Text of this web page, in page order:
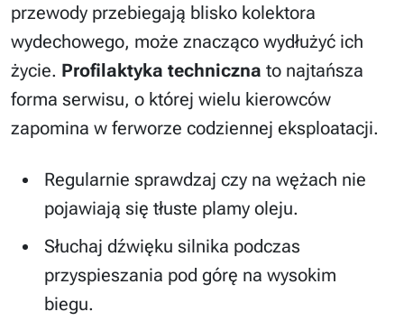
przewody przebiegają blisko kolektora
wydechowego, może znacząco wydłużyć ich
życie. Profilaktyka techniczna to najtańsza
forma serwisu, o której wielu kierowców
zapomina w ferworze codziennej eksploatacji.
Regularnie sprawdzaj czy na wężach nie
pojawiają się tłuste plamy oleju.
Słuchaj dźwięku silnika podczas
przyspieszania pod górę na wysokim
biegu.